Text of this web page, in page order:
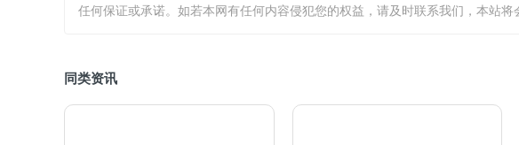
任何保证或承诺。如若本网有任何内容侵犯您的权益，请及时联系我们，本站将
同类资讯